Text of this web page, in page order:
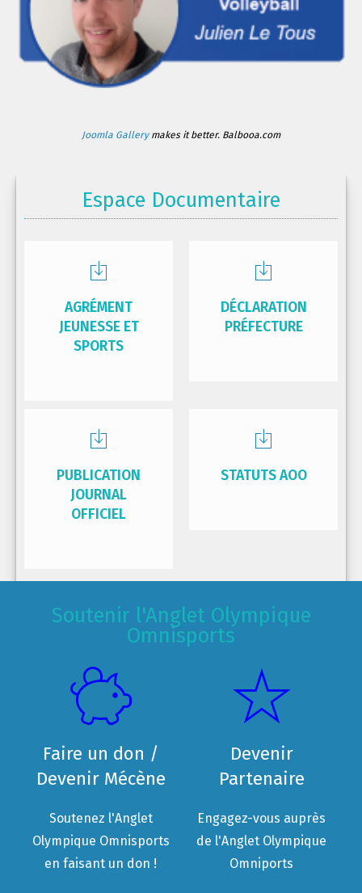
Joomla Gallerymakes it better. Balbooa.com
Espace Documentaire
AGRÉMENT
JEUNESSE ET
SPORTS
DÉCLARATION
PRÉFECTURE
PUBLICATION
JOURNAL
OFFICIEL
STATUTS AOO
Soutenir l'Anglet Olympique
Omnisports
Faire un don /
Devenir Mécène
Soutenez l'Anglet
Olympique Omnisports
en faisant un don !
Devenir
Partenaire
Engagez-vous auprès
de l'Anglet Olympique
Omniports